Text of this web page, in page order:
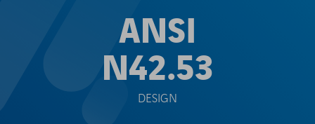
ANSI
N42.53
DESIGN